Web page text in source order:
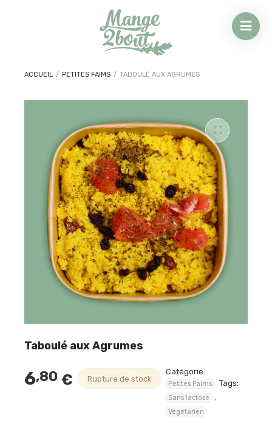
ACCUEIL / PETITES FAIMS / TABOULÉ AUX AGRUMES
Taboulé aux Agrumes
6,80 € Rupture de stock
Catégorie:
Petites Faims Tags:
Sans lactose ,
Végétarien